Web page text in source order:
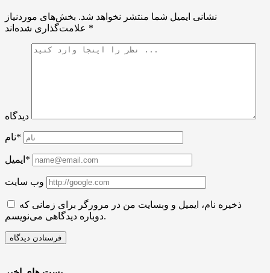
نشانی ایمیل شما منتشر نخواهد شد. بخش‌های موردنیاز
*
دیدگاه
نام*
ایمیل*
وب سایت
ذخیره نام، ایمیل و وبسایت من در مرورگر برای زمانی که
دوباره دیدگاهی می‌نویسم.